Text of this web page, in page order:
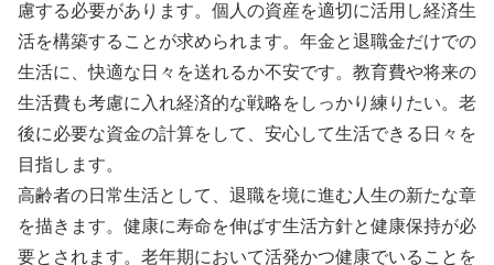
慮する必要があります。個人の資産を適切に活用し経済生
活を構築することが求められます。年金と退職金だけでの
生活に、快適な日々を送れるか不安です。教育費や将来の
生活費も考慮に入れ経済的な戦略をしっかり練りたい。老
後に必要な資金の計算をして、安心して生活できる日々を
目指します。
高齢者の日常生活として、退職を境に進む人生の新たな章
を描きます。健康に寿命を伸ばす生活方針と健康保持が必
要とされます。老年期において活発かつ健康でいることを